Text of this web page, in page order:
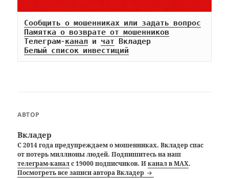
Сообщить о мошенниках или задать вопрос
Памятка о возврате от мошенников
Телеграм-канал и чат
Белый список инвестиций
АВТОР
Вкладер
С 2014 года предупреждаем о мошенниках. Вкладер спас
от потерь миллионы людей. Подпишитесь на наш
телеграм-каналс 19000 подписчиков. Иканал в MAX.
Посмотреть все записи автора Вкладер